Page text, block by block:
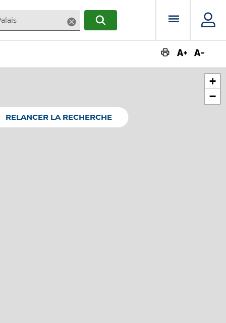
SupprimerRECHERCHERMenu
+
−
RELANCER LA RECHERCHE